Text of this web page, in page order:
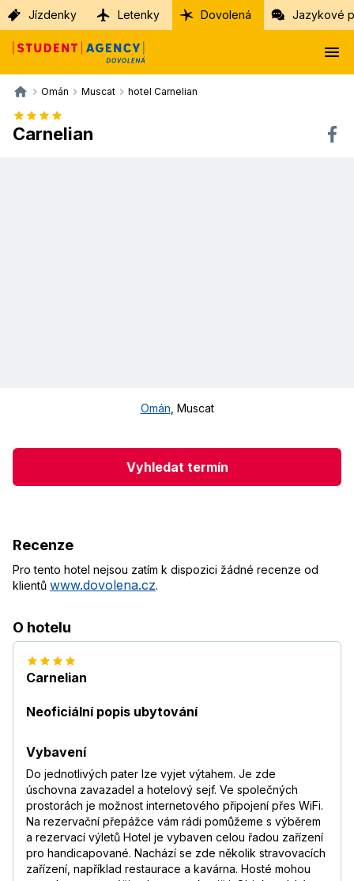
Jízdenky Letenky Dovolená Jazykové
Omán Muscat hotel Carnelian
Carnelian
Omán Muscat
Vyhledat termín
Recenze
Pro tento hotel nejsou zatím k dispozici žádné recenze od
klientů www.dovolena.cz.
O hotelu
Carnelian
Neoficiální popis ubytování
Vybavení
Do jednotlivých pater lze vyjet výtahem. Je zde
úschovna zavazadel a hotelový sejf. Ve společných
prostorách je možnost internetového připojení přes WiFi.
Na rezervační přepážce vám rádi pomůžeme s výběrem
a rezervací výletů Hotel je vybaven celou řadou zařízení
pro handicapované. Nachází se zde několik stravovacích
zařízení, například restaurace a kavárna. Hosté mohou